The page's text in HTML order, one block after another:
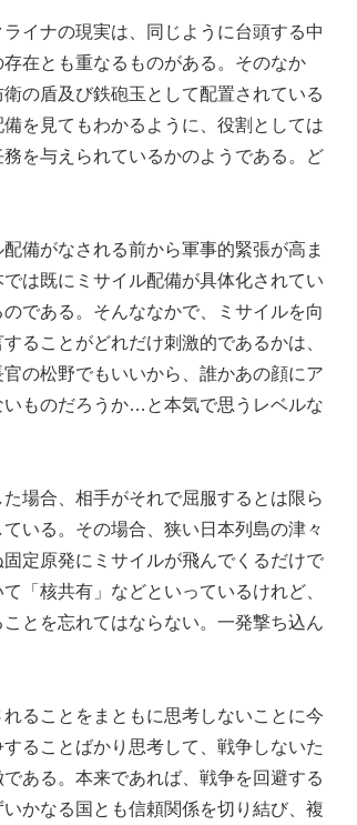
イナの現実は、同じように台頭する中
在とも重なるものがある。そのなか
の盾及び鉄砲玉として配置されている
を見てもわかるように、役割としては
を与えられているかのようである。ど
備がなされる前から軍事的緊張が高ま
は既にミサイル配備が具体化されてい
である。そんななかで、ミサイルを向
ることがどれだけ刺激的であるかは、
の松野でもいいから、誰かあの顔にア
ものだろうか…と本気で思うレベルな
場合、相手がそれで屈服するとは限ら
いる。その場合、狭い日本列島の津々
定原発にミサイルが飛んでくるだけで
「核共有」などといっているけれど、
とを忘れてはならない。一発撃ち込ん
ることをまともに思考しないことに今
ることばかり思考して、戦争しないた
ある。本来であれば、戦争を回避する
かなる国とも信頼関係を切り結び、複